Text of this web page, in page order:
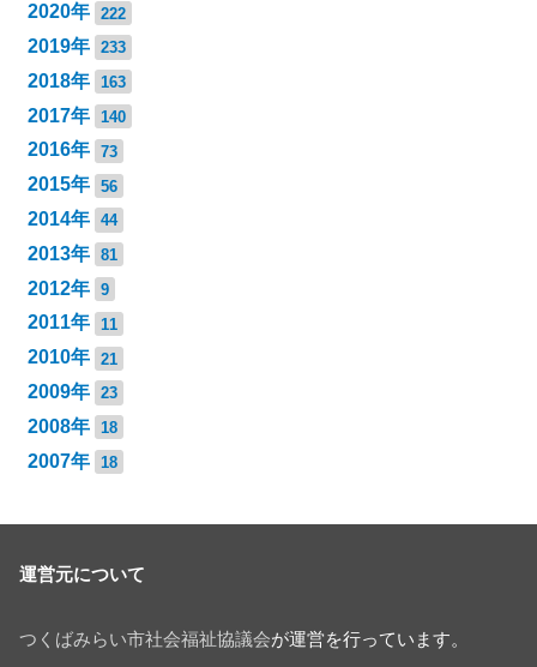
2020年 222
2019年 233
2018年 163
2017年 140
2016年 73
2015年 56
2014年 44
2013年 81
2012年 9
2011年 11
2010年 21
2009年 23
2008年 18
2007年 18
運営元について
つくばみらい市社会福祉協議会が運営を行っています。